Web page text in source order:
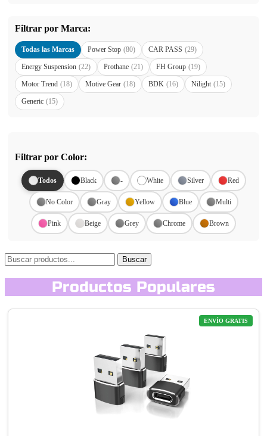
Filtrar por Marca:
Todas las Marcas Power Stop (80) CAR PASS (29)
Energy Suspension (22) Prothane (21) FH Group (19)
Motor Trend (18) Motive Gear (18) BDK (16) Nilight (15)
Generic (15)
Filtrar por Color:
Todos Black - White Silver Red
No Color Gray Yellow Blue Multi
Pink Beige Grey Chrome Brown
Buscar
Productos Populares
ENVÍO GRATIS